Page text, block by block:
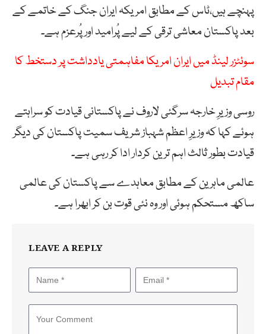
پہنچے ہیں،ٹاس کے مطابق امریکہ ایران جنگ کے خاتمے کے
بعد پاکستان معاشی ترقی کے لیے پُرامید اور پُرعزم ہے۔
سوئٹزر لینڈ میں ایران امریکا مفاہمتی یادداشت پر دستخط کا
مقام تبدیل
روسی وزیرِ خارجہ سرگئی لاروف نے پاکستانی قیادت کو سراہتے
ہوئے کہا کہ وزیرِ اعظم شہباز شریف سمیت پاکستان کی دیگر
قیادت بطور ثالث اہم ترین کردار ادا کر رہی ہے۔
عالمی ماہرین کے مطابق معاہدے سے پاکستان کی عالمی
ساکھ مستحکم ہوئی اور وہ نئی قوت بن کر ابھرا ہے۔
LEAVE A REPLY